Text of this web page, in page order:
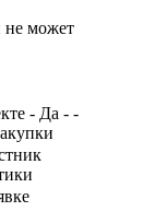
не может
- Да - -